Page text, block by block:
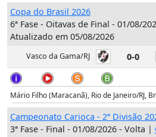
Copa do Brasil 2026
6ª Fase - Oitavas de Final - 01/08/
Atualizado em 05/08/2026
Vasco da Gama/RJ 0-0
Mário Filho (Maracanã), Rio de Janeiro/RJ,
Campeonato Carioca - 2ª Divisão
3ª Fase - Final - 01/08/2026 - Volta |